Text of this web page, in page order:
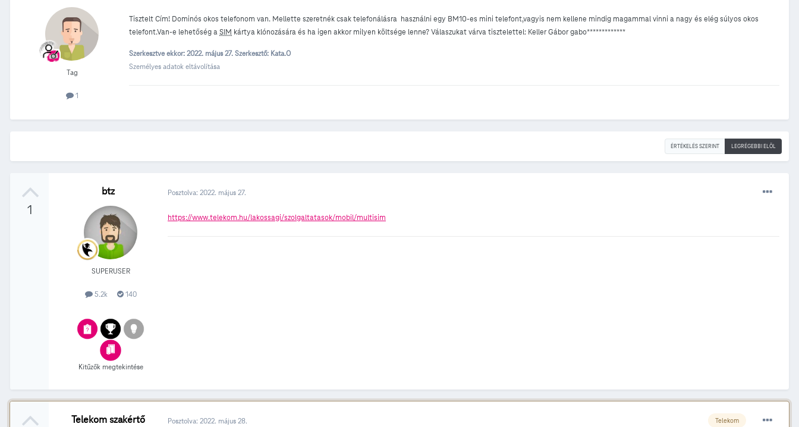
Tag
1
Tisztelt Cím! Dominós okos telefonom van. Mellette szeretnék csak telefonálásra használni egy BM10-es mini telefont,vagyis nem kellene mindig magammal vinni a nagy és elég súlyos okos
telefont.Van-e lehetőség aSIM kártya klónozására és ha igen akkor milyen költsége lenne? Válaszukat várva tisztelettel: Keller Gábor gabo*************
Szerkesztve ekkor: 2022. május 27. Szerkesztő: Kata.O
Személyes adatok eltávolítása
ÉRTÉKELÉS SZERINT LEGRÉGEBBI ELÖL
1
btz
SUPERUSER
5.2k 140
Kitűzők megtekintése
Posztolva: 2022. május 27.
https://www.telekom.hu/lakossagi/szolgaltatasok/mobil/multisim
Telekom szakértő Telekom
Posztolva: 2022. május 28.